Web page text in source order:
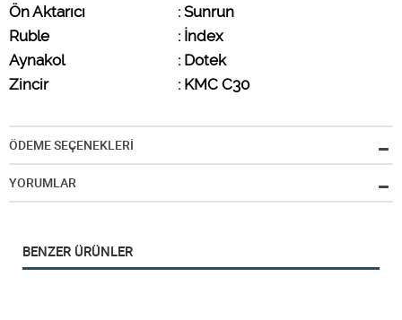
Ön Aktarıcı
: Sunrun
Ruble
: İndex
Aynakol
: Dotek
Zincir
: KMC C30
ÖDEME SEÇENEKLERİ
YORUMLAR
BENZER ÜRÜNLER